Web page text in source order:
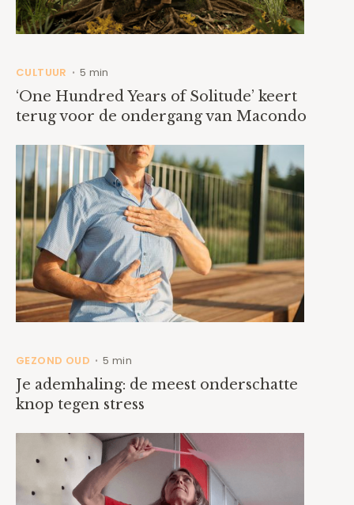
CULTUUR • 5 min
‘One Hundred Years of Solitude’ keert
terug voor de ondergang van Macondo
GEZOND OUD • 5 min
Je ademhaling: de meest onderschatte
knop tegen stress